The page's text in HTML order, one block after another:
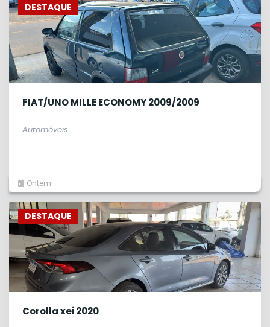
DESTAQUE
FIAT/UNO MILLE ECONOMY 2009/2009
Automóveis
Ontem
DESTAQUE
Corolla xei 2020